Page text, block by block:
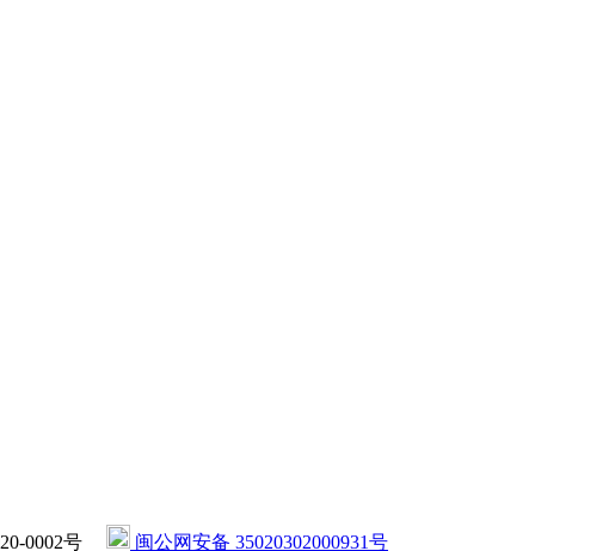
0002号 闽公网安备 35020302000931号